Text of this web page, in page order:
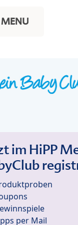
MENU
im HiPP
per Mail